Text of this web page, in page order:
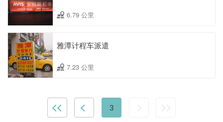
6.79 公里
雅潭计程车派遣
7.23 公里
3